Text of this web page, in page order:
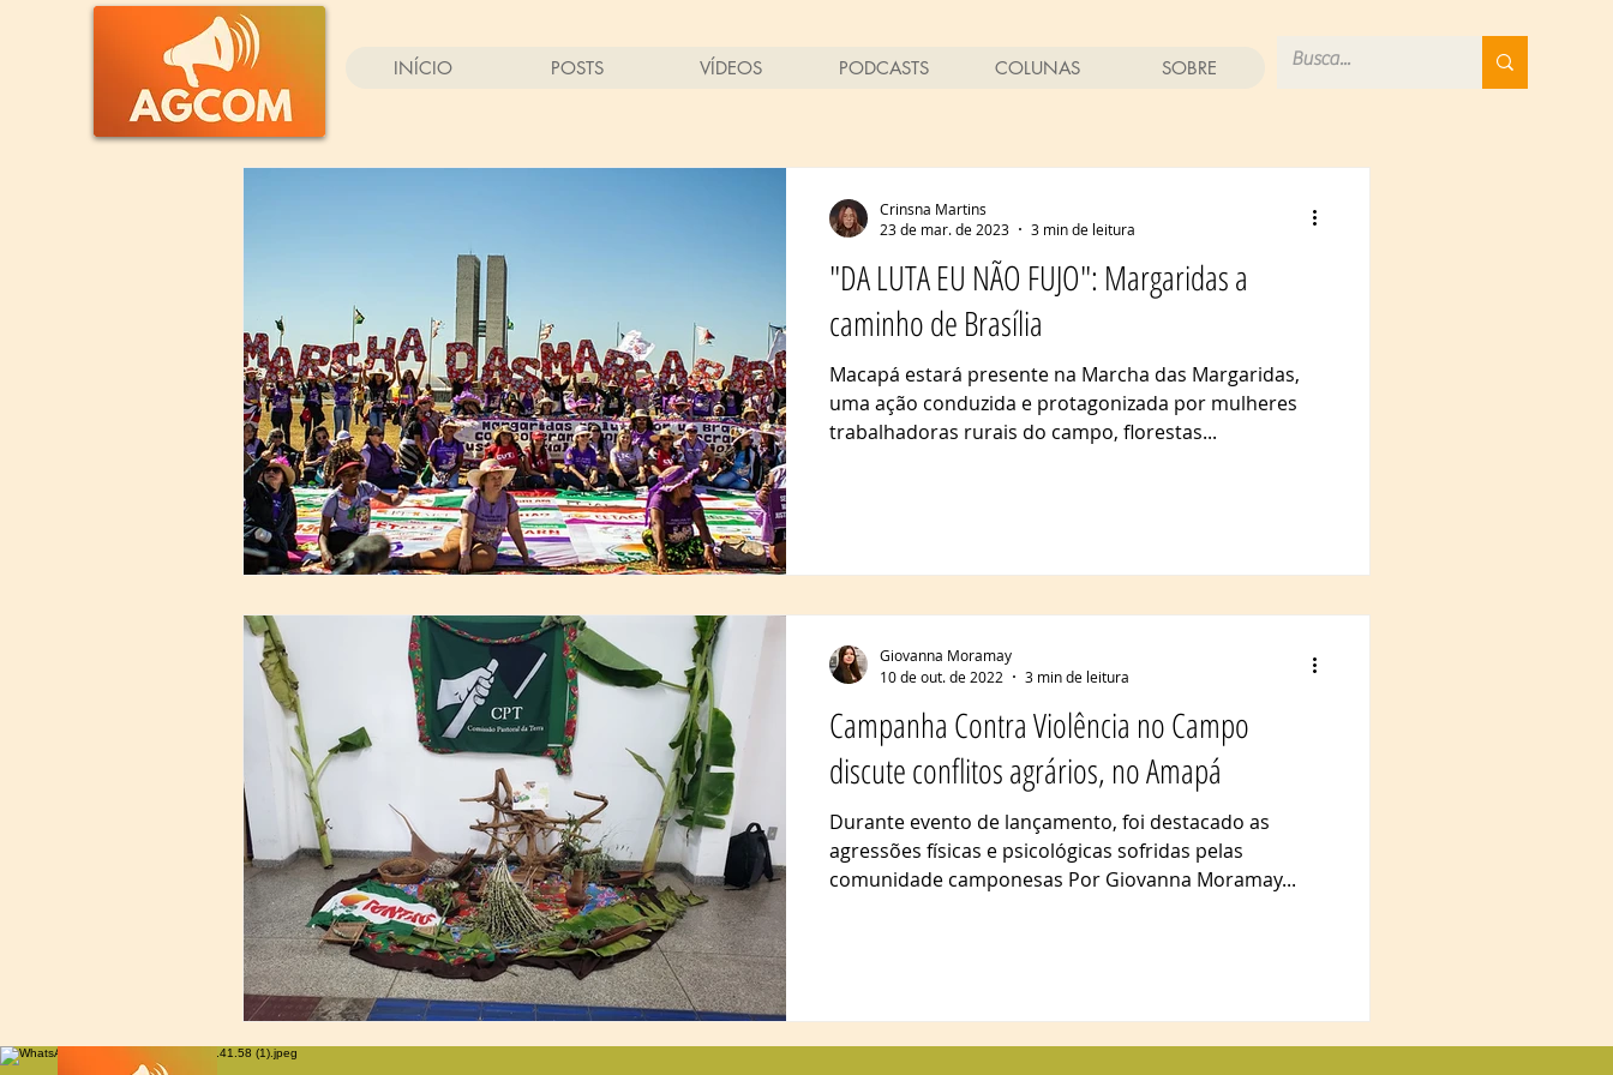
INÍCIO POSTS VÍDEOS PODCASTS COLUNAS SOBRE
"DA LUTA EU NÃO FUJO": Margaridas a
caminho de Brasília
Macapá estará presente na Marcha das Margaridas,
uma ação conduzida e protagonizada por mulheres
trabalhadoras rurais do campo, florestas...
Crinsna Martins
23 de mar. de 2023
3 min de leitura
Campanha Contra Violência no Campo
discute conflitos agrários, no Amapá
Durante evento de lançamento, foi destacado as
agressões físicas e psicológicas sofridas pelas
comunidade camponesas Por Giovanna Moramay...
Giovanna Moramay
10 de out. de 2022
3 min de leitura